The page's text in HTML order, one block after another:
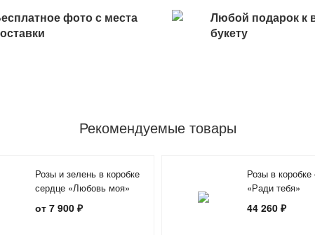
фото с места
Любой подарок к
букету
Рекомендуемые товары
Розы и зелень в коробке
сердце «Любовь моя»
от 7 900 ₽
Розы в коробке
«Ради тебя»
44 260 ₽